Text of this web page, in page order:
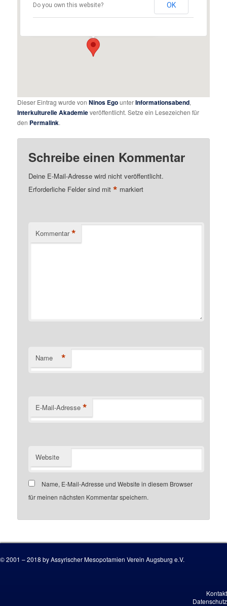
Augsburg e.V.
Details
Do you own this website? OK
Dieser Eintrag wurde vonNinos EgounterInformationsabend,
Interkulturelle Akademieveröffentlicht. Setze ein Lesezeichen für
den Permalink.
Schreibe einen Kommentar
Deine E-Mail-Adresse wird nicht veröffentlicht.
Erforderliche Felder sind mit* markiert
Kommentar *
Name *
E-Mail-Adresse *
Website
Name, E-Mail-Adresse und Website in diesem Browser
für meinen nächsten Kommentar speichern.
© 2001 – 2018 by Assyrischer Mesopotamien Verein Augsburg e.V.
Kontakt
Datenschutz